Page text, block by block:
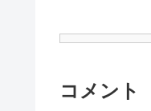
コメント